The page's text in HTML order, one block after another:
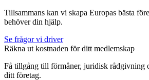
Tillsammans kan vi skapa Europas bästa
behöver din hjälp.
Se frågor vi driver
Räkna ut kostnaden för ditt medlemskap
Få tillgång till förmåner, juridisk rådgivning
ditt företag.